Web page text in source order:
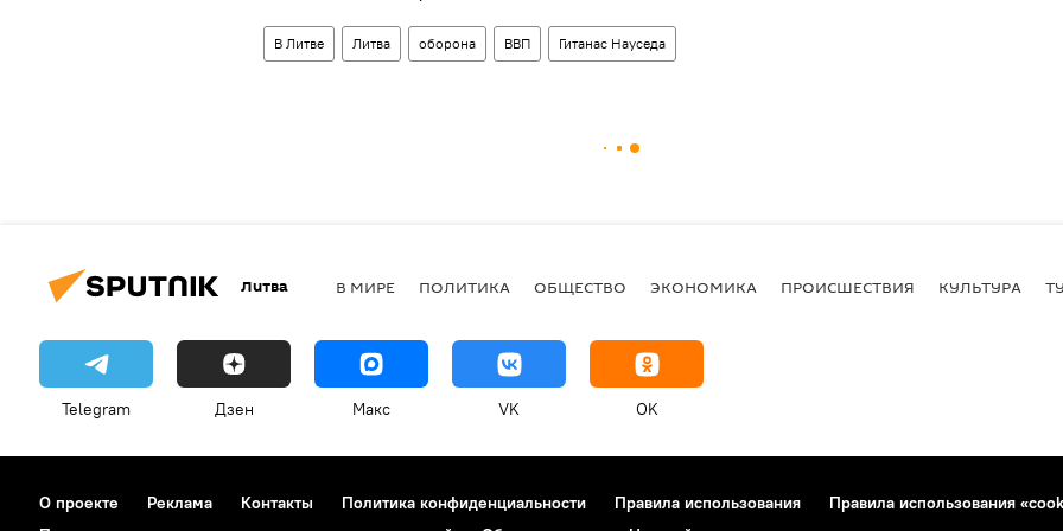
В Литве Литва оборона ВВП Гитанас Науседа
Литва В МИРЕ ПОЛИТИКА ОБЩЕСТВО ЭКОНОМИКА ПРОИСШЕСТВИЯ КУЛЬТУРА
Telegram Дзен Макс VK OK
О проекте Реклама Контакты Политика конфиденциальности Правила использования
Правила использования